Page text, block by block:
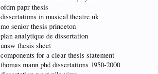
ofdm papr thesis
dissertations in musical theatre uk
mo senior thesis princeton
plan analytique de dissertation
unsw thesis sheet
components for a clear thesis statement
thomas mann phd dissertations 1950-2000